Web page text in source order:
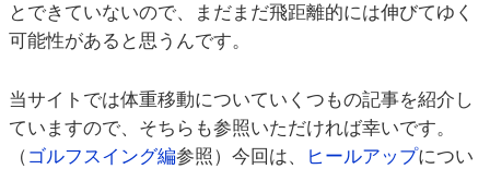
とできていないので、まだまだ飛距離的には伸びてゆく
可能性があると思うんです。
当サイトでは体重移動についていくつもの記事を紹介し
ていますので、そちらも参照いただければ幸いです。
（ ゴルフスイング編参照）今回は、 ヒールアップについ